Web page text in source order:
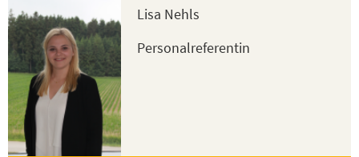
Lisa Nehls
Personalreferentin